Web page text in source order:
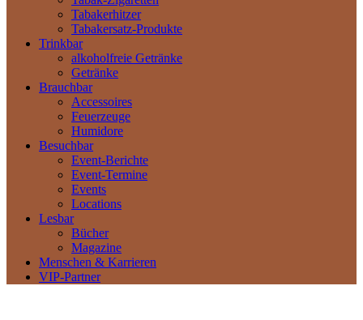
Tabakerhitzer
Tabakersatz-Produkte
Trinkbar
alkoholfreie Getränke
Getränke
Brauchbar
Accessoires
Feuerzeuge
Humidore
Besuchbar
Event-Berichte
Event-Termine
Events
Locations
Lesbar
Bücher
Magazine
Menschen & Karrieren
VIP-Partner